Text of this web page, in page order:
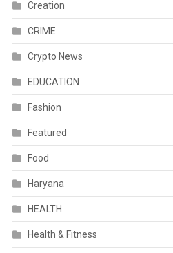
Creation
CRIME
Crypto News
EDUCATION
Fashion
Featured
Food
Haryana
HEALTH
Health & Fitness